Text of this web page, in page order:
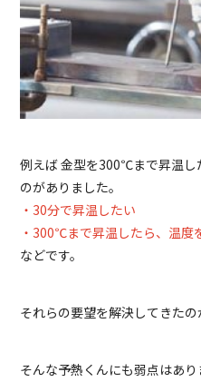
例えば 金型を300℃まで昇温し
のがありました。
・30分で昇温したい
・300℃まで昇温したら、温度
などです。
それらの要望を解決してきたの
そんな予熱くんにも弱点はあり